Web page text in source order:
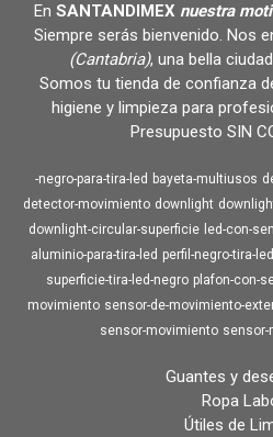
En SANTANDIMEX nuestra
Siempre serás bienvenido. Nos
(Cantabria), una bella
Somos tu tienda de confianza
higiene y limpieza para
Presupuesto SIN
-negro-para-tira-led bayeta-multiusos
detector-movimiento downlight
downlight-circular-superficie
led-con-
aluminio-para-tira-led perfil-negro-tira-led
superficie-tira-led-negro plafon-con-
movimiento sensor-de-movimiento-
sensor-movimiento sensor-
Guantes y
Ropa
Útiles de